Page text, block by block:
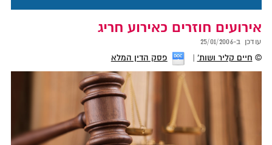
אירועים חוזרים כאירוע חריג
עודכן ב-25/01/2006
© חיים קליר ושות' פסק הדין המלא